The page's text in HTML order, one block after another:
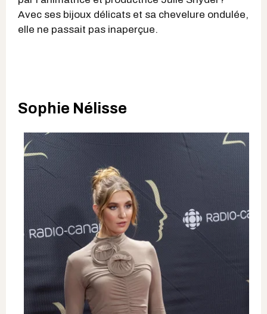
Avec ses bijoux délicats et sa chevelure ondulée,
elle ne passait pas inaperçue.
Sophie Nélisse